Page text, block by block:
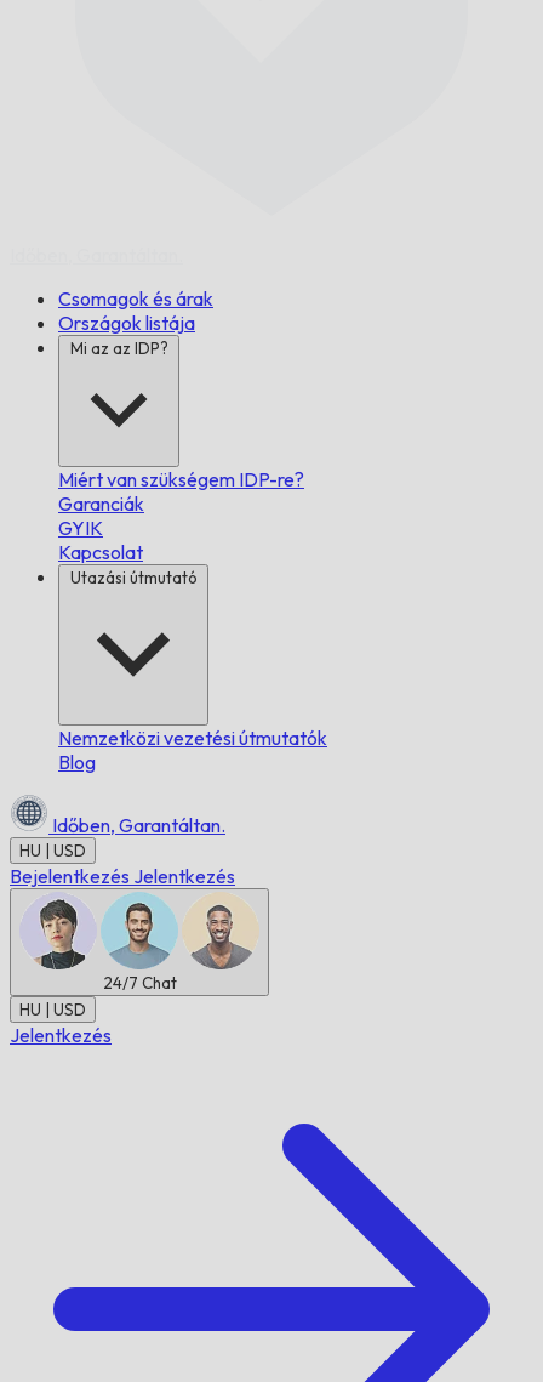
Csomagok és árak
Országok listája
Mi az az IDP?
Miért van szükségem IDP-re?
Garanciák
GYIK
Kapcsolat
Utazási útmutató
Nemzetközi vezetési útmutatók
Blog
Időben, Garantáltan.
HU | USD
Bejelentkezés Jelentkezés
24/7 Chat
HU | USD
Jelentkezés